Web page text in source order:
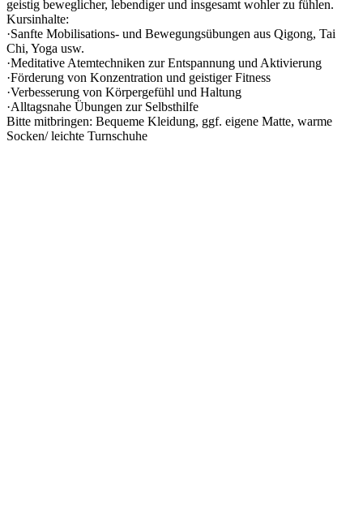
geistig beweglicher, lebendiger und insgesamt wohler zu fühlen.
Kursinhalte:
·Sanfte Mobilisations- und Bewegungsübungen aus Qigong, Tai
Chi, Yoga usw.
·Meditative Atemtechniken zur Entspannung und Aktivierung
·Förderung von Konzentration und geistiger Fitness
·Verbesserung von Körpergefühl und Haltung
·Alltagsnahe Übungen zur Selbsthilfe
Bitte mitbringen: Bequeme Kleidung, ggf. eigene Matte, warme
Socken/ leichte Turnschuhe